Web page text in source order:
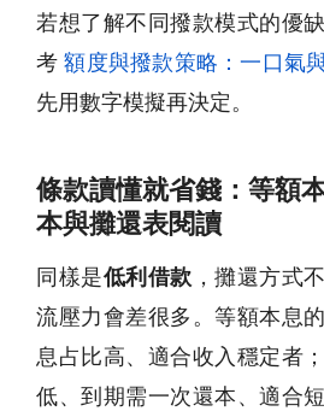
若想了解不同撥款模式的優
考額度與撥款策略：一口氣
先用數字模擬再決定。
條款讀懂就省錢：等額
本與攤還表閱讀
同樣是低利借款 ，攤還方式
流壓力會差很多。等額本息
息占比高、適合收入穩定者
低、到期需一次還本、適合